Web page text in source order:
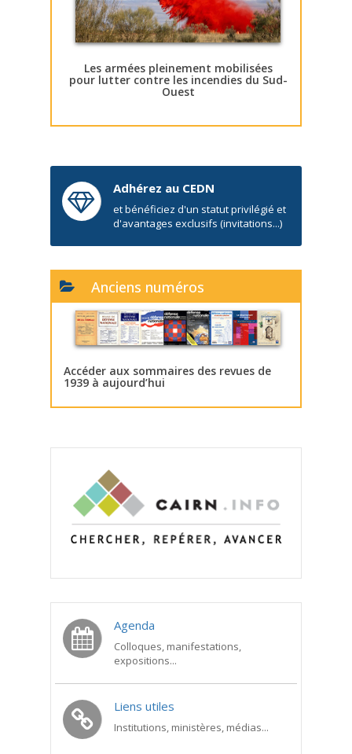
Les armées pleinement mobilisées
pour lutter contre les incendies du Sud-
Ouest
Adhérez au CEDN
et bénéficiez d'un statut privilégié et
d'avantages exclusifs (invitations...)
Anciens numéros
Accéder aux sommaires des revues de
1939 à aujourd’hui
Agenda
Colloques, manifestations,
expositions...
Liens utiles
Institutions, ministères, médias...